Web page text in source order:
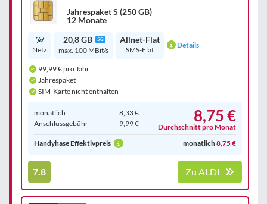
Jahrespaket S (250 GB)
12 Monate
Netz
20,8 GB 5G
max. 100 MBit/s
Allnet-Flat
SMS-Flat Details
99,99 € pro Jahr
Jahrespaket
SIM-Karte nicht enthalten
monatlich
8,33 €
Anschluss­gebühr
9,99 € 8,75 €
Durchschnitt pro Monat
Handyhase Effektivpreis
monatlich8,75 €
7.8 Zu ALDI